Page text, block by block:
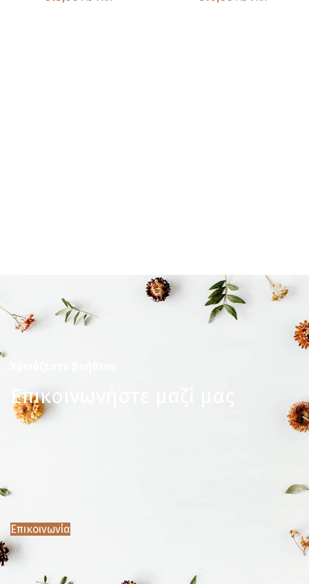
Επικοινωνήστε μαζί μας
Επικοινωνία